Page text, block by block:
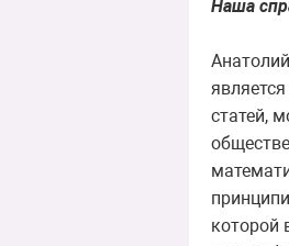
Наша
статей,
которой